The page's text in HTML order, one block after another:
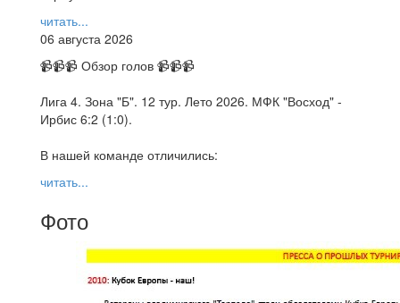
читать...
06 августа 2026
📹📹📹 Обзор голов 📹📹📹
Лига 4. Зона "Б". 12 тур. Лето 2026. МФК "Восход" -
Ирбис 6:2 (1:0).
В нашей команде отличились:
читать...
Фото